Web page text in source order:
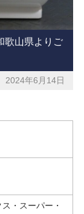
歌山県よりご
2024年6月14日
・スーパー・